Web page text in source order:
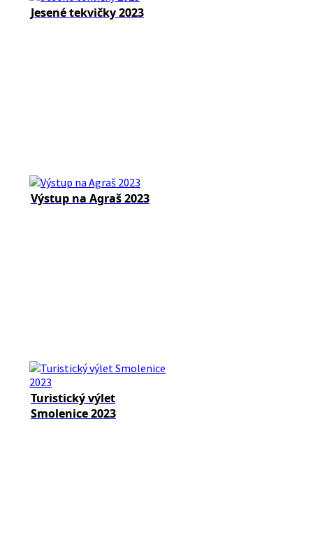
Jesené tekvičky 2023
Výstup na Agraš 2023
Turistický výlet
Smolenice 2023